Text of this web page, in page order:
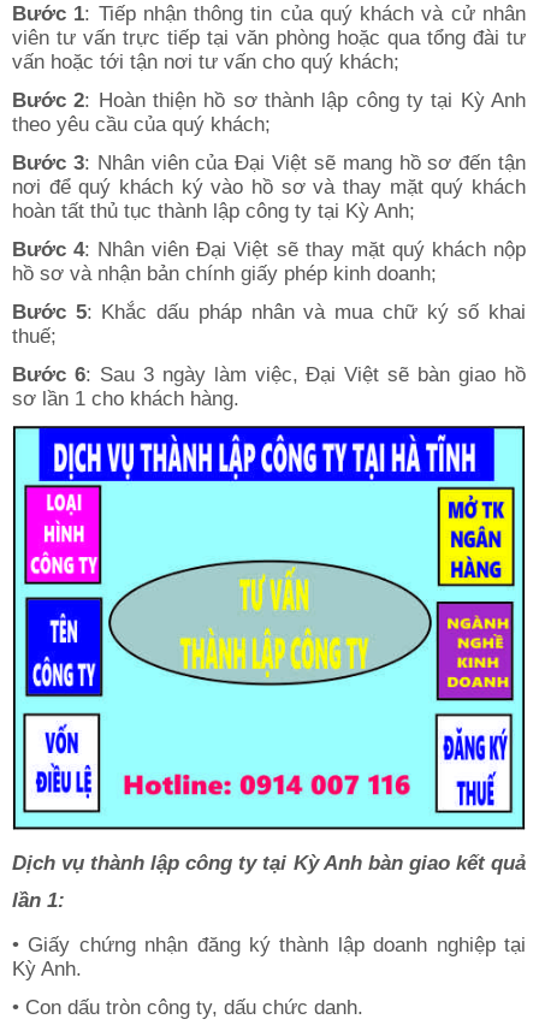
Bước 1: Tiếp nhận thông tin của quý khách và cử nhân
viên tư vấn trực tiếp tại văn phòng hoặc qua tổng đài tư
vấn hoặc tới tận nơi tư vấn cho quý khách;
Bước 2: Hoàn thiện hồ sơ thành lập công ty tại Kỳ Anh
theo yêu cầu của quý khách;
Bước 3: Nhân viên của Đại Việt sẽ mang hồ sơ đến tận
nơi để quý khách ký vào hồ sơ và thay mặt quý khách
hoàn tất thủ tục thành lập công ty tại Kỳ Anh;
Bước 4: Nhân viên Đại Việt sẽ thay mặt quý khách nộp
hồ sơ và nhận bản chính giấy phép kinh doanh;
Bước 5: Khắc dấu pháp nhân và mua chữ ký số khai
thuế;
Bước 6: Sau 3 ngày làm việc, Đại Việt sẽ bàn giao hồ
sơ lần 1 cho khách hàng.
Dịch vụ thành lập công ty tại Kỳ Anh bàn giao kết quả
lần 1:
• Giấy chứng nhận đăng ký thành lập doanh nghiệp tại
Kỳ Anh.
• Con dấu tròn công ty, dấu chức danh.